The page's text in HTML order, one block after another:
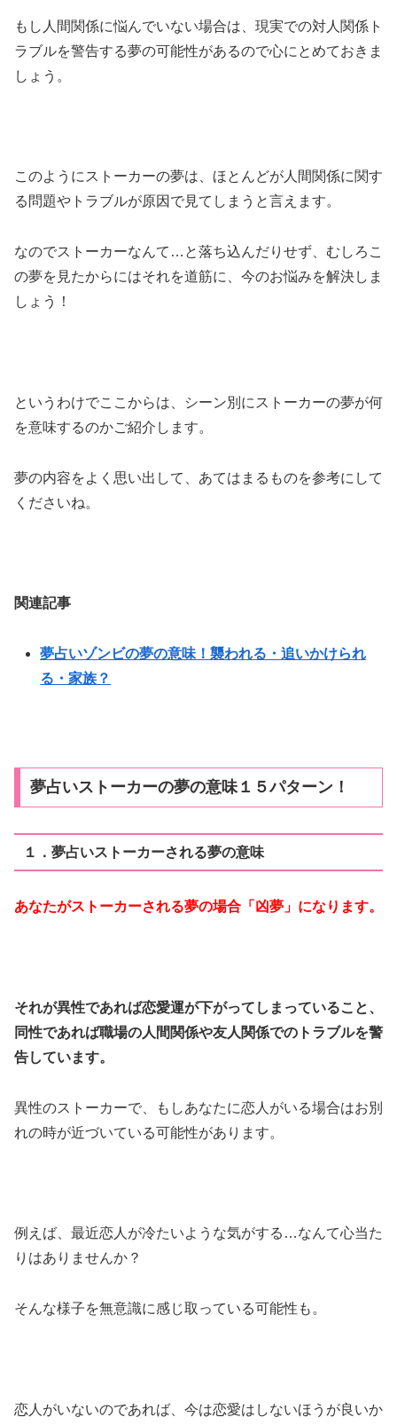
もし人間関係に悩んでいない場合は、現実での対人関係ト
ラブルを警告する夢の可能性があるので心にとめておきま
しょう。
このようにストーカーの夢は、ほとんどが人間関係に関す
る問題やトラブルが原因で見てしまうと言えます。
なのでストーカーなんて…と落ち込んだりせず、むしろこ
の夢を見たからにはそれを道筋に、今のお悩みを解決しま
しょう！
というわけでここからは、シーン別にストーカーの夢が何
を意味するのかご紹介します。
夢の内容をよく思い出して、あてはまるものを参考にして
くださいね。
関連記事
夢占いゾンビの夢の意味！襲われる・追いかけられ
る・家族？
夢占いストーカーの夢の意味１５パターン！
１．夢占いストーカーされる夢の意味
あなたがストーカーされる夢の場合「凶夢」になります。
それが異性であれば恋愛運が下がってしまっていること、
同性であれば職場の人間関係や友人関係でのトラブルを警
告しています。
異性のストーカーで、もしあなたに恋人がいる場合はお別
れの時が近づいている可能性があります。
例えば、最近恋人が冷たいような気がする…なんて心当た
りはありませんか？
そんな様子を無意識に感じ取っている可能性も。
恋人がいないのであれば、今は恋愛はしないほうが良いか